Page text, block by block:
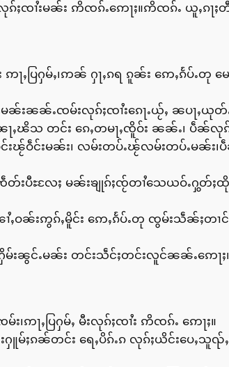
ၸၢႆးမၼ်း ဢိၸၵ်ႉဢေႃႈ။ဢိၸၵ်ႉ ယူႇၵႃႈတီႈ
ပြႁမ်ႇ၊ဢၼ် ႁႃႇၵရ ၵူၼ်း ဢေႇၵႅပ်ႉတု မေ
ၼ်ႉၸမ်းလုၵ်ႈၸၢႆးၵေႃႉယႂ်ႇ ၼပႃႇယုတ်ႉ၊
ရ၊ၼႃႇၽိသ တင်း ၵေႇတမႃႇၸိူဝ်း ၼၼ်ႉ၊ ပဵၼ်
ဝဵင်းမၼ်း၊ လမ်းတပ်ႉၽႂ်လမ်းတပ်ႉမၼ်း
ၸဵတ်းပီႊလႄႈ မၼ်းၶျုၵ်ႈၸႂ်တၢႆသေယဝ်ႉႁွ
ဝၼ်းဢွၵ်ႇမိူင်း ဢေႇၵႅပ်ႉတု ၸွမ်းသဵၼ်ႈတၢ
းၼွင်ႉမၼ်း တင်းသဵင်ႈတင်းလူင်ၼၼ်ႉဢေႃႈ
ဢႃႇပြႁမ်ႇ မီးလုၵ်ႈၸၢႆး ဢိၸၵ်ႉ ဢေႃႈ။
ၼ်တင်း ရေႇပိၵ်ႉၵ လုၵ်ႈယိင်းပေႇသူၺ်ႇ